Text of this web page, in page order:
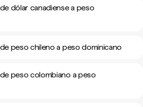
dólar canadiense a peso
peso chileno a peso dominicano
peso colombiano a peso